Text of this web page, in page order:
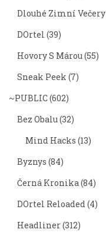
Dlouhé Zimní Večery
DOrtel (39)
Hovory S Márou(55)
Sneak Peek (7)
~PUBLIC(602)
Bez Obalu(32)
Mind Hacks (13)
Byznys (84)
Černá Kronika (84)
DOrtel Reloaded (4)
Headliner(312)